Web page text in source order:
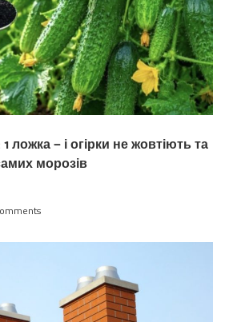
ложка — і огірки не жовтіють та
морозів